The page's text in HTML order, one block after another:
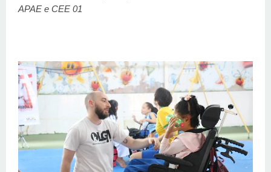
APAE e CEE 01